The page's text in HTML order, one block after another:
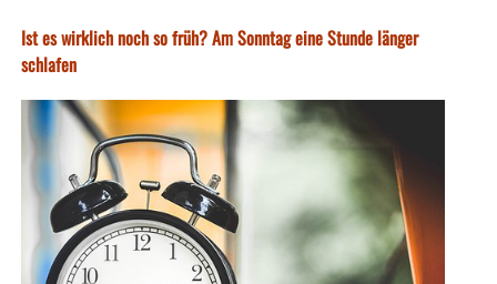
Ist es wirklich noch so früh? Am Sonntag eine Stunde länger
schlafen